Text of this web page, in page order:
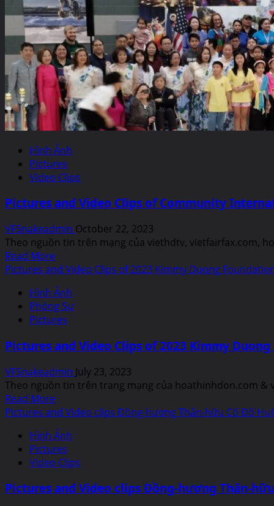
Fairfax
Memorial
Funeral
Home
for
former
Congressman
Gerald
E.
Connolly
Clips
of
Vietnamese
Community
and
2024
Independence
Day
Parade
Fairfax
City
Hình Ảnh
Pictures
Video Clips
Pictures and Video Clips of Community
VFSnakeadmin October 22, 2023
Theo nguồn tin trên mạng của viethdtv, vietfairfax.com,
Read MoreRead
more
Pictures
and
Video
of
International
Festival
2023
Pictures and Video Clips of 2023 Kimmy Duong
Hình Ảnh
Phóng Sự
Pictures
Pictures and Video Clips of 2023 Kimmy
VFSnakeadmin July 23, 2023
Theo nguồn tin trên trang mạng của hoathinhdon.com &
Read MoreRead
more
Pictures
and
Video
of
Pictures and Video clips Đồng-hương Thân-hữu Cố Đô
Hình Ảnh
Pictures
Video Clips
Pictures and Video clips Đồng-hương Thân-